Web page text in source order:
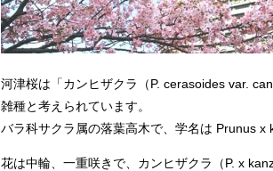
河津桜は「カンヒザクラ（P. cerasoides var.
雑種と考えられています。
バラ科サクラ属の落葉高木で、学名は Prunus x
花は中輪、一重咲きで、カンヒザクラ（P. x